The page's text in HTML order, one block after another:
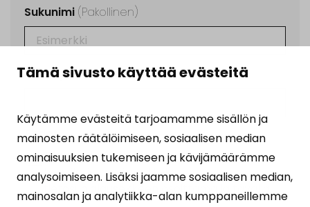
Tämä sivusto käyttää evästeitä
Käytämme evästeitä tarjoamamme sisällön ja
mainosten räätälöimiseen, sosiaalisen median
ominaisuuksien tukemiseen ja kävijämäärämme
analysoimiseen. Lisäksi jaamme sosiaalisen median,
mainosalan ja analytiikka-alan kumppaneillemme
Sukunimi (Pakollinen)
Sähköposti (Pakollinen)
Ehdot (Pakollinen)
Tilaamalla uutiskirjeen hyväksyt
henkilötietojesi käsittelyn
tietosuojalausekkeen
osoittamalla tavalla.